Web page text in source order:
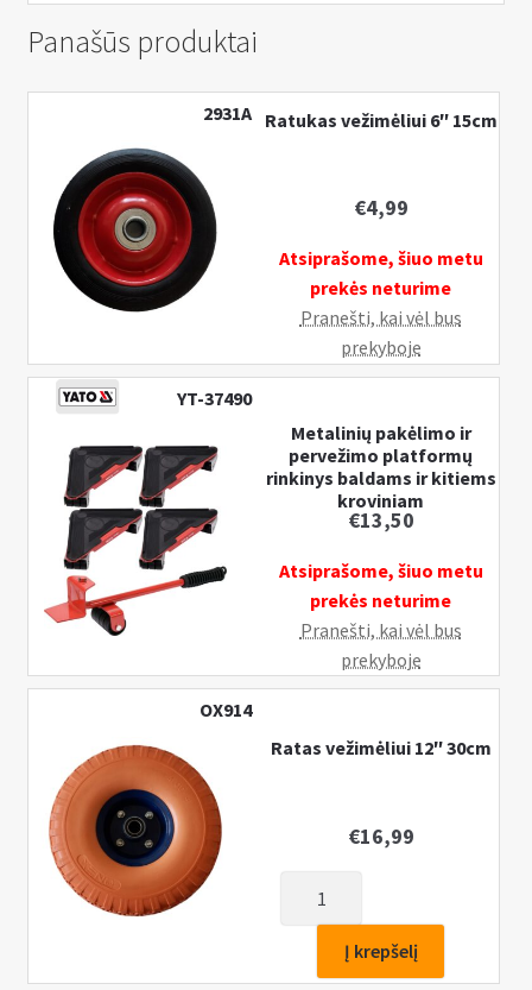
Panašūs produktai
2931A Ratukas vežimėliui 6″ 15cm
€4,99
Atsiprašome, šiuo metu
prekės neturime
Pranešti, kai vėl bus
prekyboje
YT-37490
Metalinių pakėlimo ir
pervežimo platformų
rinkinys baldams ir kitiems
kroviniam
€13,50
Atsiprašome, šiuo metu
prekės neturime
Pranešti, kai vėl bus
prekyboje
OX914
Ratas vežimėliui 12″ 30cm
€16,99
vežimėliui
Į krepšelį